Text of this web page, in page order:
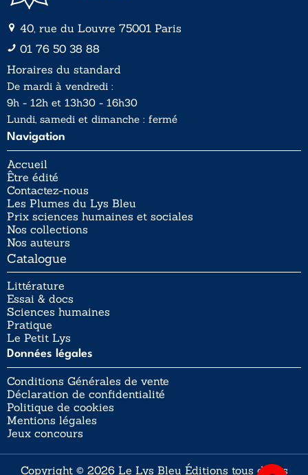
40, rue du Louvre 75001 Paris
01 76 50 38 88
Horaires du standard
De mardi à vendredi :
9h - 12h et 13h30 - 16h30
Lundi, samedi et dimanche : fermé
Navigation
Accueil
Être édité
Contactez-nous
Les Plumes du Lys Bleu
Prix sciences humaines et sociales
Nos collections
Nos auteurs
Catalogue
Littérature
Essai & docs
Sciences humaines
Pratique
Le Petit Lys
Données légales
Conditions Générales de vente
Déclaration de confidentialité
Politique de cookies
Mentions légales
Jeux concours
Copyright © 2026 Le Lys Bleu Éditions tous droits